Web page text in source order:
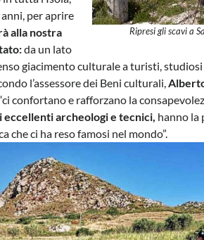
Ripresi gli scavi a
per aprire
alla nostra
da un lato
giacimento culturale a turisti, studiosi
l’assessore dei Beni culturali,
confortano e rafforzano la
eccellenti archeologi e tecnici, hanno la
che ci ha reso famosi nel mondo”.